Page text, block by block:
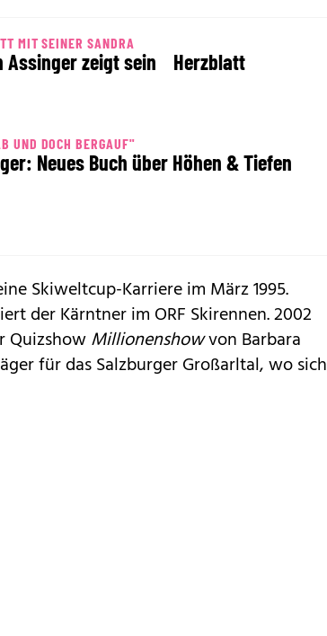
MIT SEINER SANDRA
Assinger zeigt sein Herzblatt
UND DOCH BERGAUF"
Neues Buch über Höhen & Tiefen
Skiweltcup-Karriere im März 1995.
der Kärntner im ORF Skirennen. 2002
QuizshowMillionenshowvon Barbara
für das Salzburger Großarltal, wo sich